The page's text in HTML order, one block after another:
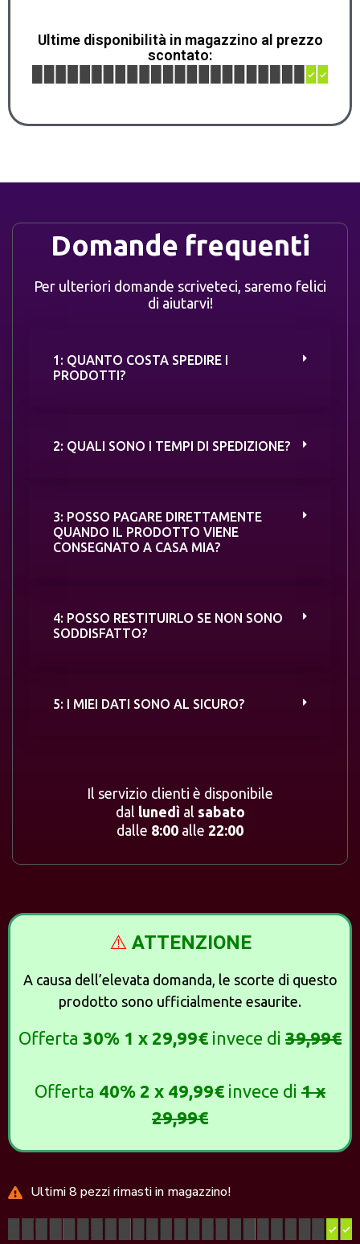
Ultime disponibilità in magazzino al prezzo
scontato:
Domande frequenti
Per ulteriori domande scriveteci, saremo felici
di aiutarvi!
1: QUANTO COSTA SPEDIRE I
PRODOTTI?
2: QUALI SONO I TEMPI DI SPEDIZIONE?
3: POSSO PAGARE DIRETTAMENTE
QUANDO IL PRODOTTO VIENE
CONSEGNATO A CASA MIA?
4: POSSO RESTITUIRLO SE NON SONO
SODDISFATTO?
5: I MIEI DATI SONO AL SICURO?
Il servizio clienti è disponibile
dal lunedìal sabato
dalle 8:00 alle 22:00
⚠️ ATTENZIONE
A causa dell’elevata domanda, le scorte di questo
prodotto sono ufficialmente esaurite.
Offerta 30% 1 x 29,99€ invece di 39,99€
Offerta 40% 2 x 49,99€ invece di 1 x
29,99€
Ultimi 8 pezzi rimasti in magazzino!